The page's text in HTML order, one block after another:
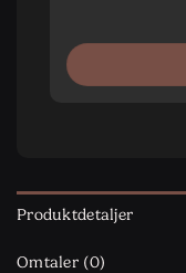
Produktdetaljer
Omtaler (0)